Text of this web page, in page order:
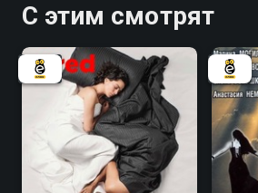
С этим смотрят